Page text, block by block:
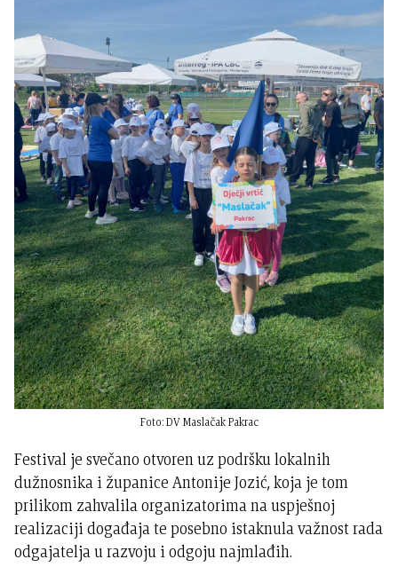
Foto: DV Maslačak Pakrac
Festival je svečano otvoren uz podršku lokalnih
dužnosnika i županice Antonije Jozić, koja je tom
prilikom zahvalila organizatorima na uspješnoj
realizaciji događaja te posebno istaknula važnost rada
odgajatelja u razvoju i odgoju najmlađih.